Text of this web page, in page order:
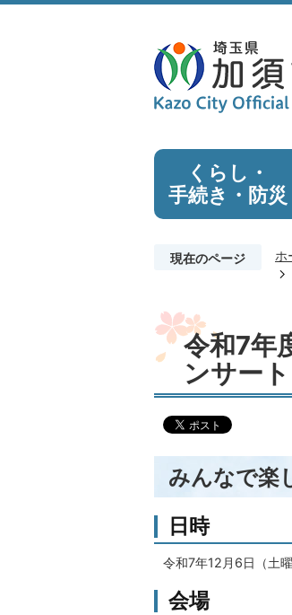
くらし・
手続き ・防災
現在のページ ホ
令和7年
ンサート
みんなで楽
日時
令和7年12月6日（土
会場